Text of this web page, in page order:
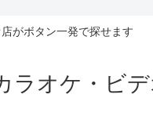
がボタン一発で探せます
ラオケ・ビ